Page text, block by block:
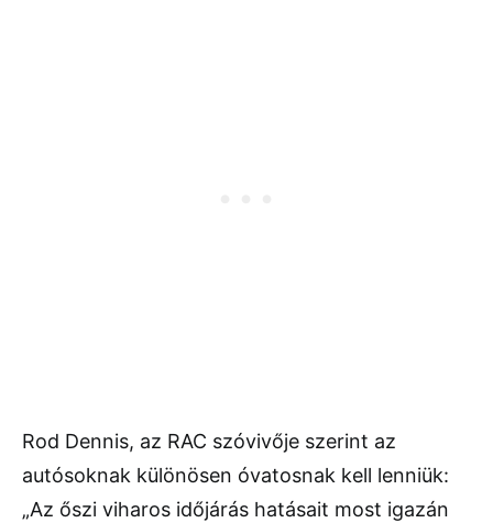
Rod Dennis, az RAC szóvivője szerint az
autósoknak különösen óvatosnak kell lenniük:
„Az őszi viharos időjárás hatásait most igazán